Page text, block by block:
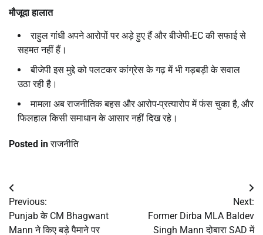
मौजूदा हालात
राहुल गांधी अपने आरोपों पर अड़े हुए हैं और बीजेपी-EC की सफाई से
सहमत नहीं हैं।
बीजेपी इस मुद्दे को पलटकर कांग्रेस के गढ़ में भी गड़बड़ी के सवाल
उठा रही है।
मामला अब राजनीतिक बहस और आरोप-प्रत्यारोप में फंस चुका है, और
फिलहाल किसी समाधान के आसार नहीं दिख रहे।
Posted inराजनीति
Post
navigation
Previous:
Punjab के CM Bhagwant
Mann ने किए बड़े पैमाने पर
Next:
Former Dirba MLA Baldev
Singh Mann दोबारा SAD में